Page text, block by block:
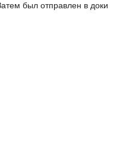
был отправлен в доки